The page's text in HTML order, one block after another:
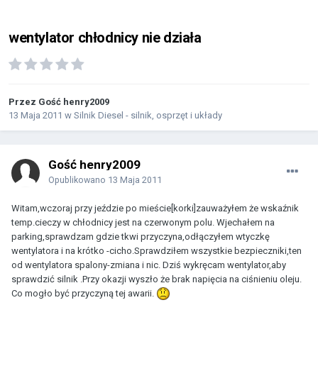
wentylator chłodnicy nie działa
Przez Gość henry2009
13 Maja 2011 w Silnik Diesel - silnik, osprzęt i układy
Gość henry2009
Opublikowano 13 Maja 2011
Witam,wczoraj przy jeździe po mieście[korki]zauważyłem że wskaźnik
temp.cieczy w chłodnicy jest na czerwonym polu. Wjechałem na
parking,sprawdzam gdzie tkwi przyczyna,odłączyłem wtyczkę
wentylatora i na krótko -cicho.Sprawdziłem wszystkie bezpieczniki,ten
od wentylatora spalony-zmiana i nic. Dziś wykręcam wentylator,aby
sprawdzić silnik .Przy okazji wyszło że brak napięcia na ciśnieniu oleju.
Co mogło być przyczyną tej awarii.